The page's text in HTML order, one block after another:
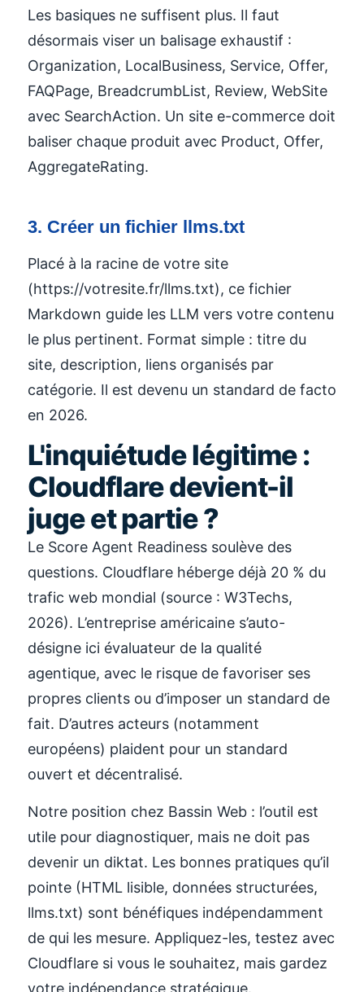
Les basiques ne suffisent plus. Il faut
désormais viser un balisage exhaustif :
Organization, LocalBusiness, Service, Offer,
FAQPage, BreadcrumbList, Review, WebSite
avec SearchAction. Un site e-commerce doit
baliser chaque produit avec Product, Offer,
AggregateRating.
3. Créer un fichier llms.txt
Placé à la racine de votre site
(https://votresite.fr/llms.txt), ce fichier
Markdown guide les LLM vers votre contenu
le plus pertinent. Format simple : titre du
site, description, liens organisés par
catégorie. Il est devenu un standard de facto
en 2026.
L'inquiétude légitime :
Cloudflare devient-il
juge et partie ?
Le Score Agent Readiness soulève des
questions. Cloudflare héberge déjà 20 % du
trafic web mondial (source : W3Techs,
2026). L’entreprise américaine s’auto-
désigne ici évaluateur de la qualité
agentique, avec le risque de favoriser ses
propres clients ou d’imposer un standard de
fait. D’autres acteurs (notamment
européens) plaident pour un standard
ouvert et décentralisé.
Notre position chez Bassin Web : l’outil est
utile pour diagnostiquer, mais ne doit pas
devenir un diktat. Les bonnes pratiques qu’il
pointe (HTML lisible, données structurées,
llms.txt) sont bénéfiques indépendamment
de qui les mesure. Appliquez-les, testez avec
Cloudflare si vous le souhaitez, mais gardez
votre indépendance stratégique.